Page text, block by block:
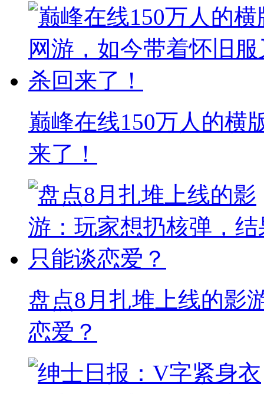
巅峰在线150万人的横
来了！
盘点8月扎堆上线的影
恋爱？